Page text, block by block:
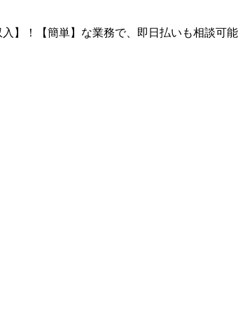
】！【簡単】な業務で、即日払いも相談可